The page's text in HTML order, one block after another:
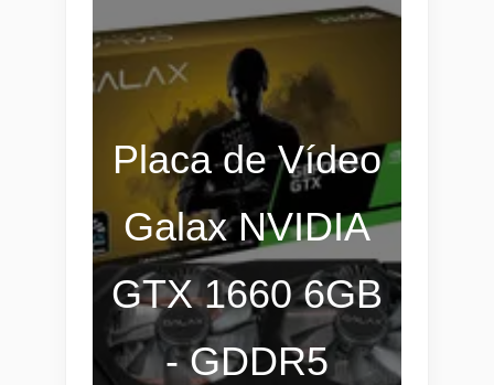
Placa de Vídeo
Galax NVIDIA
GTX 1660 6GB
- GDDR5